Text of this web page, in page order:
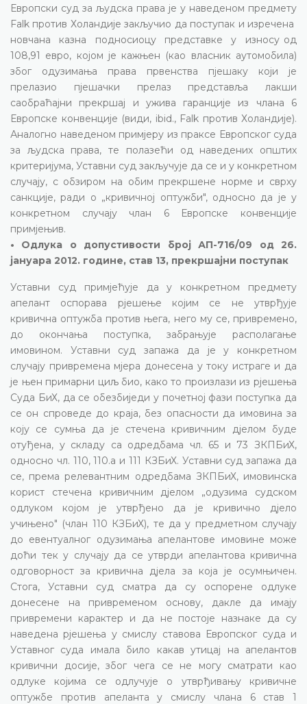
Европски суд за људска права је у наведеном предмету
Falk против Холандије закључио да поступак и изречена
новчана казна подносиоцу представке у износу од
108,91 евро, којом је кажњен (као власник аутомобила)
због одузимања права првенства пјешаку који је
прелазио пјешачки прелаз представља лакши
саобраћајни прекршај и ужива гаранције из члана 6
Европске конвенције (види, ibid., Falk против Холандије).
Аналогно наведеном примјеру из праксе Европског суда
за људска права, те полазећи од наведених општих
критеријума, Уставни суд закључује да се и у конкретном
случају, с обзиром на обим прекршене норме и сврху
санкције, ради о „кривичној оптужби", односно да је у
конкретном случају члан 6 Европске конвенције
примјењив.
• Одлука о допустивости број АП-716/09 од 26.
јануара 2012. године, став 13, прекршајни поступак
Уставни суд примјећује да у конкретном предмету
апелант оспорава рјешење којим се не утврђује
кривична оптужба против њега, него му се, привремено,
до окончања поступка, забрањује располагање
имовином. Уставни суд запажа да је у конкретном
случају привремена мјера донесена у току истраге и да
је њен примарни циљ био, како то произлази из рјешења
Суда БиХ, да се обезбиједи у почетној фази поступка да
се он спроведе до краја, без опасности да имовина за
коју се сумња да је стечена кривичним дјелом буде
отуђена, у складу са одредбама чл. 65 и 73 ЗКПБиХ,
односно чл. 110, 110.а и 111 КЗБиХ. Уставни суд запажа да
се, према релевантним одредбама ЗКПБиХ, имовинска
корист стечена кривичним дјелом „одузима судском
одлуком којом је утврђено да је кривично дјело
учињено" (члан 110 КЗБиХ), те да у предметном случају
до евентуалног одузимања апелантове имовине може
доћи тек у случају да се утврди апелантова кривична
одговорност за кривична дјела за која је осумњичен.
Стога, Уставни суд сматра да су оспорене одлуке
донесене на привременом основу, дакле да имају
привремени карактер и да не постоје назнаке да су
наведена рјешења у смислу ставова Европског суда и
Уставног суда имала било какав утицај на апелантов
кривични досије, због чега се не могу сматрати као
одлуке којима се одлучује о утврђивању кривичне
оптужбе против апеланта у смислу члана 6 став 1